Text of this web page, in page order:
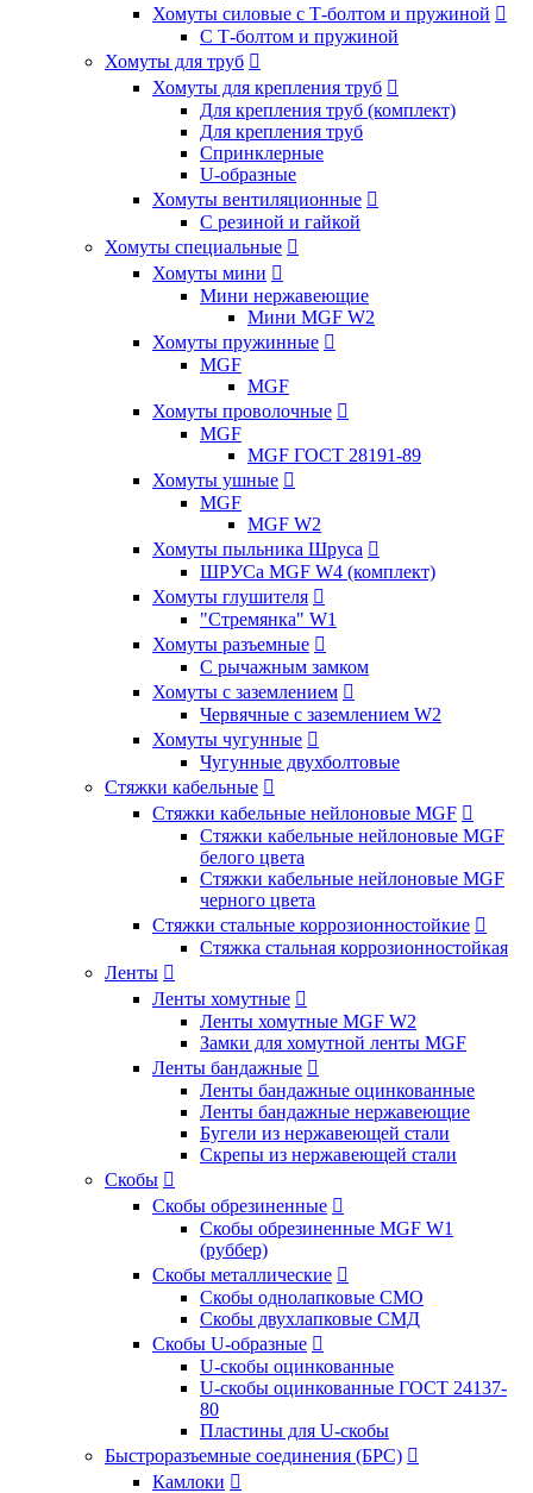
Хомуты силовые с Т-болтом и пружиной 
С Т-болтом и пружиной
Хомуты для труб 
Хомуты для крепления труб 
Для крепления труб (комплект)
Для крепления труб
Спринклерные
U-образные
Хомуты вентиляционные 
С резиной и гайкой
Хомуты специальные 
Хомуты мини 
Мини нержавеющие
Мини MGF W2
Хомуты пружинные 
MGF
MGF
Хомуты проволочные 
MGF
MGF ГОСТ 28191-89
Хомуты ушные 
MGF
MGF W2
Хомуты пыльника Шруса 
ШРУСа MGF W4 (комплект)
Хомуты глушителя 
"Стремянка" W1
Хомуты разъемные 
С рычажным замком
Хомуты с заземлением 
Червячные с заземлением W2
Хомуты чугунные 
Чугунные двухболтовые
Стяжки кабельные 
Стяжки кабельные нейлоновые MGF 
Стяжки кабельные нейлоновые MGF
белого цвета
Стяжки кабельные нейлоновые MGF
черного цвета
Стяжки стальные коррозионностойкие 
Стяжка стальная коррозионностойкая
Ленты 
Ленты хомутные 
Ленты хомутные MGF W2
Замки для хомутной ленты MGF
Ленты бандажные 
Ленты бандажные оцинкованные
Ленты бандажные нержавеющие
Бугели из нержавеющей стали
Скрепы из нержавеющей стали
Скобы 
Скобы обрезиненные 
Скобы обрезиненные MGF W1
(руббер)
Скобы металлические 
Скобы однолапковые СМО
Скобы двухлапковые СМД
Скобы U-образные 
U-скобы оцинкованные
U-скобы оцинкованные ГОСТ 24137-
80
Пластины для U-скобы
Быстроразъемные соединения (БРС) 
Камлоки 